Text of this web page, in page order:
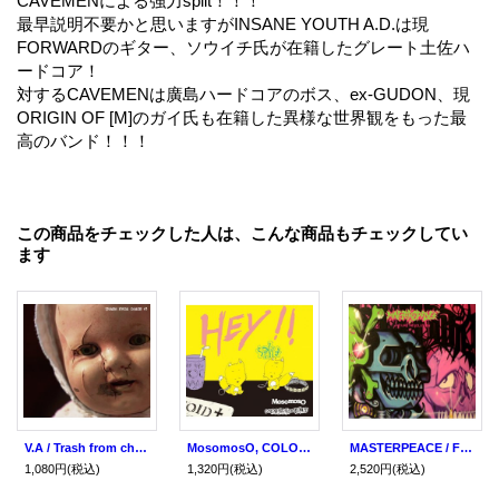
最早説明不要かと思いますがINSANE YOUTH A.D.は現
FORWARDのギター、ソウイチ氏が在籍したグレート土佐ハ
ードコア！
対するCAVEMENは廣島ハードコアのボス、ex-GUDON、現
ORIGIN OF [M]のガイ氏も在籍した異様な世界観をもった最
高のバンド！！！
この商品をチェックした人は、こんな商品もチェックしてい
ます
V.A / Trash from chaos #3 (cd) 男道
1,080円(税込)
MosomosO, COLOR ME BLOOD RED / split -Hey!!- (cd) 男道 Dan -doh
1,320円(税込)
MASTERPEACE / Future revolution (cd) 男道
2,520円(税込)